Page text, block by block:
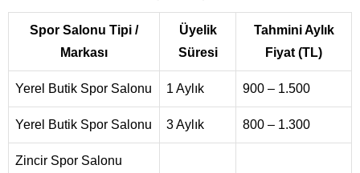
Spor Salonu Tipi /
Markası
Üyelik
Süresi
Tahmini Aylık
Fiyat (TL)
Yerel Butik Spor Salonu 1 Aylık 900 – 1.500
Yerel Butik Spor Salonu 3 Aylık 800 – 1.300
Zincir Spor Salonu